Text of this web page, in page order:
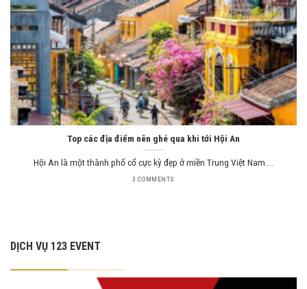
Top các địa điểm nên ghé qua khi tới Hội An
Hội An là một thành phố cổ cực kỳ đẹp ở miền Trung Việt Nam....
3 COMMENTS
DỊCH VỤ 123 EVENT